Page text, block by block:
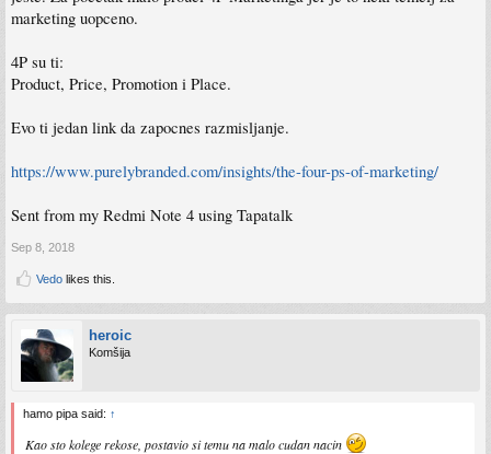
marketing uopceno.
4P su ti:
Product, Price, Promotion i Place.
Evo ti jedan link da zapocnes razmisljanje.
https://www.purelybranded.com/insights/the-four-ps-of-marketing/
Sent from my Redmi Note 4 using Tapatalk
Sep 8, 2018
Vedo likes this.
heroic
Komšija
hamo pipa said: ↑
Kao sto kolege rekose, postavio si temu na malo cudan nacin